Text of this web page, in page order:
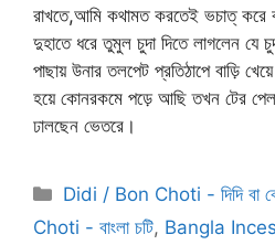
রাখতে,আমি কথামত করতেই ভচাত্ করে
দুহাতে ধরে তুমুল চুদা দিতে লাগলেন যে
পাছায় উনার তলপেট প্রতিঠাপে বাড়ি
হয়ে কোনরকমে পড়ে আছি তখন টের
ঢালছেন ভেতরে।
Categories
Didi / Bon Choti - দিদি বা
Choti - বাংলা চটি, Bangla Incest